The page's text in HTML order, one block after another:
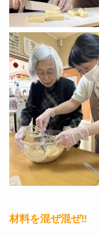
材料を混ぜ混ぜ‼